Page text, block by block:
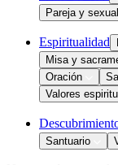
Pareja y
Espiritualidad
Misa y
Oración
Valores
Santuario